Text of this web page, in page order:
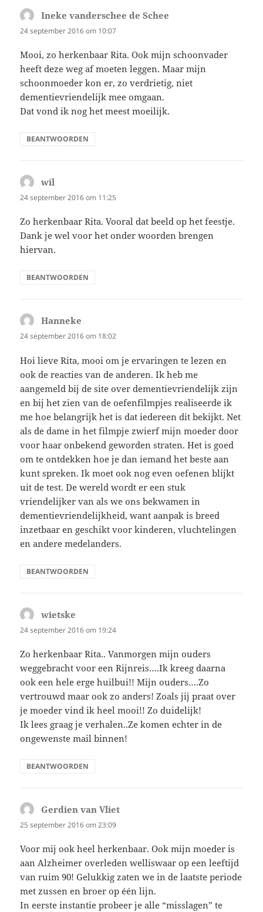
Ineke vanderschee de Schee
24 september 2016 om 10:07
Mooi, zo herkenbaar Rita. Ook mijn schoonvader
heeft deze weg af moeten leggen. Maar mijn
schoonmoeder kon er, zo verdrietig, niet
dementievriendelijk mee omgaan.
Dat vond ik nog het meest moeilijk.
BEANTWOORDEN
wil
24 september 2016 om 11:25
Zo herkenbaar Rita. Vooral dat beeld op het feestje.
Dank je wel voor het onder woorden brengen
hiervan.
BEANTWOORDEN
Hanneke
24 september 2016 om 18:02
Hoi lieve Rita, mooi om je ervaringen te lezen en
ook de reacties van de anderen. Ik heb me
aangemeld bij de site over dementievriendelijk zijn
en bij het zien van de oefenfilmpjes realiseerde ik
me hoe belangrijk het is dat iedereen dit bekijkt. Net
als de dame in het filmpje zwierf mijn moeder door
voor haar onbekend geworden straten. Het is goed
om te ontdekken hoe je dan iemand het beste aan
kunt spreken. Ik moet ook nog even oefenen blijkt
uit de test. De wereld wordt er een stuk
vriendelijker van als we ons bekwamen in
dementievriendelijkheid, want aanpak is breed
inzetbaar en geschikt voor kinderen, vluchtelingen
en andere medelanders.
BEANTWOORDEN
wietske
24 september 2016 om 19:24
Zo herkenbaar Rita.. Vanmorgen mijn ouders
weggebracht voor een Rijnreis….Ik kreeg daarna
ook een hele erge huilbui!! Mijn ouders….Zo
vertrouwd maar ook zo anders! Zoals jij praat over
je moeder vind ik heel mooi!! Zo duidelijk!
Ik lees graag je verhalen..Ze komen echter in de
ongewenste mail binnen!
BEANTWOORDEN
Gerdien van Vliet
25 september 2016 om 23:09
Voor mij ook heel herkenbaar. Ook mijn moeder is
aan Alzheimer overleden welliswaar op een leeftijd
van ruim 90! Gelukkig zaten we in de laatste periode
met zussen en broer op één lijn.
In eerste instantie probeer je alle “misslagen” te